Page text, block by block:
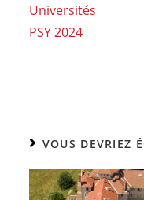
Universités
PSY 2024
VOUS DEVRIEZ